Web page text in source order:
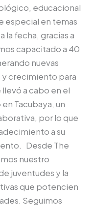
educacional
especial en temas
la fecha, gracias a
capacitado a 40
nuevas
crecimiento para
a cabo en el
Tacubaya, un
por lo que
a su
Desde The
nuestro
juventudes y la
que potencien
Seguimos